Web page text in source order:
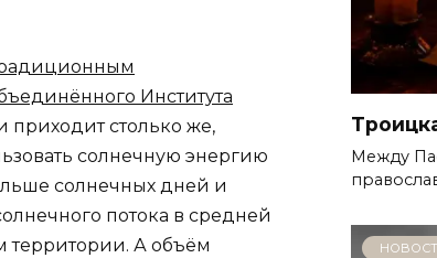
Института
столько же,
солнечную энергию
солнечных дней и
потока в средней
территории. А объём
Между